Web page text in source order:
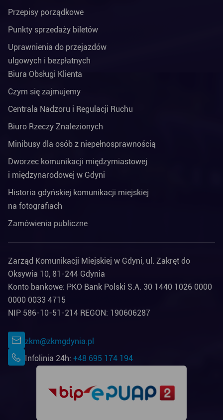
Przepisy porządkowe
Punkty sprzedaży biletów
Uprawnienia do przejazdów
ulgowych i bezpłatnych
Biura Obsługi Klienta
Czym się zajmujemy
Centrala Nadzoru i Regulacji Ruchu
Biuro Rzeczy Znalezionych
Minibusy dla osób z niepełnosprawnością
Dworzec komunikacji międzymiastowej
i międzynarodowej w Gdyni
Historia gdyńskiej komunikacji miejskiej
na fotografiach
Zamówienia publiczne
Zarząd Komunikacji Miejskiej w Gdyni, ul. Zakręt do
Oksywia 10, 81-244 Gdynia
Konto bankowe: PKO Bank Polski S.A. 30 1440 1026 0000
0000 0033 4715
NIP 586-10-51-214 REGON: 190606287
zkm@zkmgdynia.pl
Infolinia 24h: +48 695 174 194